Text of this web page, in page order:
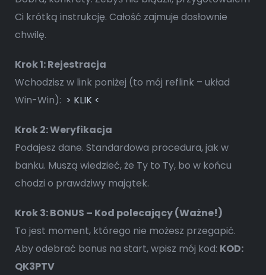
Ci krótką instrukcję. Całość zajmuje dosłownie
chwilę.
Krok 1: Rejestracja
Wchodzisz w link poniżej (to mój reflink – układ
Win-Win): > KLIK <
Krok 2: Weryfikacja
Podajesz dane. Standardowa procedura, jak w
banku. Muszą wiedzieć, że Ty to Ty, bo w końcu
chodzi o prawdziwy majątek.
Krok 3: BONUS – Kod polecający (Ważne!)
To jest moment, którego nie możesz przegapić.
Aby odebrać bonus na start, wpisz mój kod: KOD:
QK3PTV